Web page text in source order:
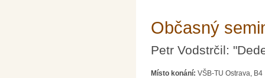
Občasný
Petr Vodstrčil:
Místo konání: VŠB-TU Ostrava, B4